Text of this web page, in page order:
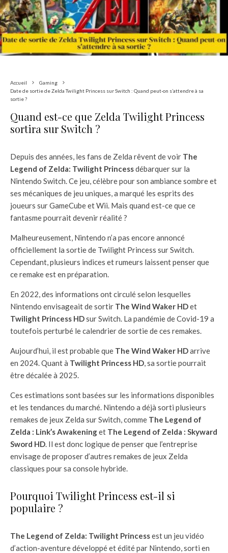
Accueil
Gaming
Date de sortie de Zelda Twilight Princess sur Switch : Quand peut-on s’attendre à sa
sortie ?
Quand est-ce que Zelda Twilight Princess
sortira sur Switch ?
Depuis des années, les fans de Zelda rêvent de voir The
Legend of Zelda: Twilight Princessdébarquer sur la
Nintendo Switch. Ce jeu, célèbre pour son ambiance sombre et
ses mécaniques de jeu uniques, a marqué les esprits des
joueurs sur GameCube et Wii. Mais quand est-ce que ce
fantasme pourrait devenir réalité ?
Malheureusement, Nintendo n’a pas encore annoncé
officiellement la sortie de Twilight Princess sur Switch.
Cependant, plusieurs indices et rumeurs laissent penser que
ce remake est en préparation.
En 2022, des informations ont circulé selon lesquelles
Nintendo envisageait de sortir The Wind Waker HDet
Twilight Princess HDsur Switch. La pandémie de Covid-19 a
toutefois perturbé le calendrier de sortie de ces remakes.
Aujourd’hui, il est probable que The Wind Waker HDarrive
en 2024. Quant à Twilight Princess HD, sa sortie pourrait
être décalée à 2025.
Ces estimations sont basées sur les informations disponibles
et les tendances du marché. Nintendo a déjà sorti plusieurs
remakes de jeux Zelda sur Switch, comme The Legend of
Zelda : Link’s Awakeninget The Legend of Zelda : Skyward
Sword HD. Il est donc logique de penser que l’entreprise
envisage de proposer d’autres remakes de jeux Zelda
classiques pour sa console hybride.
Pourquoi Twilight Princess est-il si
populaire ?
The Legend of Zelda: Twilight Princessest un jeu vidéo
d’action-aventure développé et édité par Nintendo, sorti en